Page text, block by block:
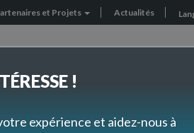
et Projets Actualités
!
expérience et aidez-nous à